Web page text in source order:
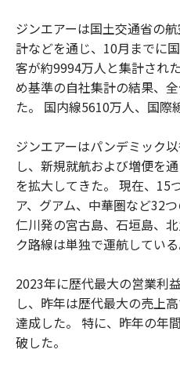
ジンエアーは国土交通省の
計などを通じ、10月までに
客が約9994万人と集計され
め基準の自社集計の結果、
た。 国内線5610万人、国際
ジンエアーはパンデミック
し、新規就航および増便を
を拡大してきた。 現在、15
ア、グアム、中華圏など32
仁川発の宮古島、石垣島、
ク路線は単独で運航している
2023年に歴代最大の営業利
し、昨年は歴代最大の売上
達成した。 特に、昨年の年
破した。